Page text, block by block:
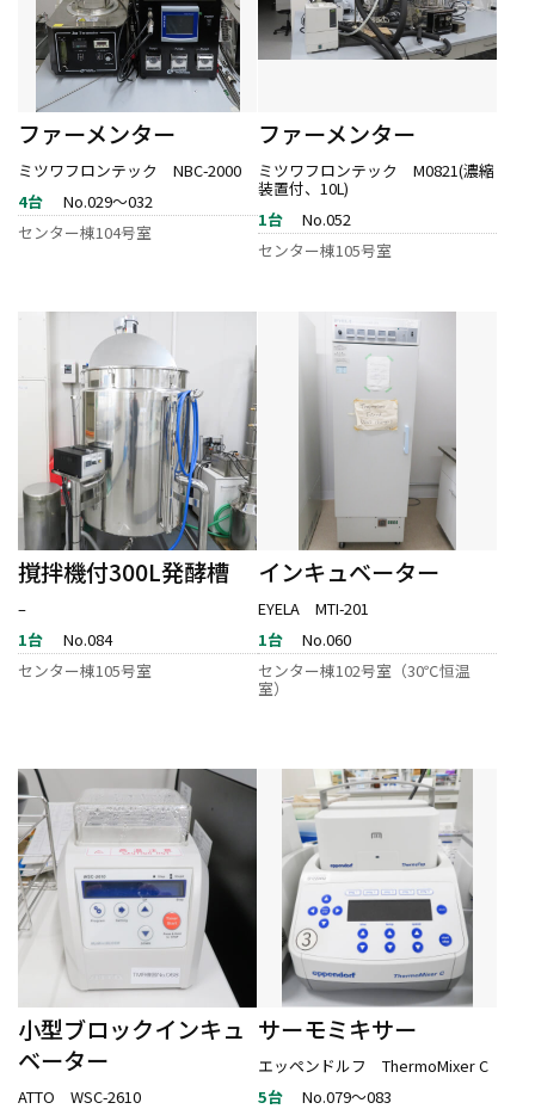
ファーメンター
ミツワフロンテック NBC-2000
4台
No.029～032
センター棟104号室
ファーメンター
ミツワフロンテック M0821(濃縮
装置付、10L)
1台
No.052
センター棟105号室
撹拌機付300L発酵槽
–
1台
No.084
センター棟105号室
インキュベーター
EYELA MTI-201
1台
No.060
センター棟102号室（30℃恒温
室）
小型ブロックインキュ
ベーター
ATTO WSC-2610
サーモミキサー
エッペンドルフ ThermoMixer C
5台
No.079～083